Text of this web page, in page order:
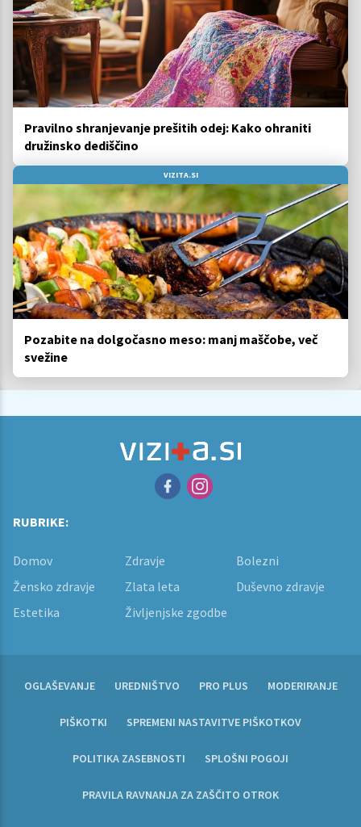
Pravilno shranjevanje prešitih odej: Kako ohraniti
družinsko dediščino
VIZITA.SI
Pozabite na dolgočasno meso: manj maščobe, več
svežine
RUBRIKE:
Domov Zdravje
Bolezni
Žensko zdravje
Zlata leta
Duševno zdravje
Estetika
Življenjske zgodbe
OGLAŠEVANJE UREDNIŠTVO PRO PLUS MODERIRANJE
PIŠKOTKI SPREMENI NASTAVITVE PIŠKOTKOV
POLITIKA ZASEBNOSTI SPLOŠNI POGOJI
PRAVILA RAVNANJA ZA ZAŠČITO OTROK